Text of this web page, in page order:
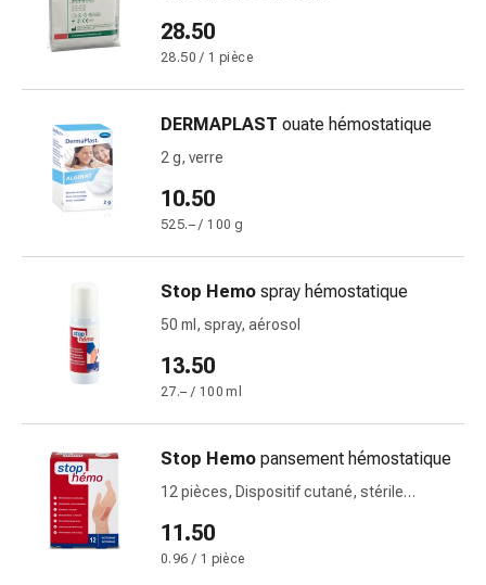
coups
changement
pansements
Pansements
adhésifs
Traitement
plaies
Sprays
pour
Bandes
plaies
28.50
28.50 / 1 pièce
DERMAPLAST ouate hémostatique
2 g, verre
10.50
525.– / 100 g
Stop Hemo spray hémostatique
50 ml, spray, aérosol
13.50
27.– / 100 ml
Stop Hemo pansement hémostatique
12 pièces, Dispositif cutané, stérile
11.50
0.96 / 1 pièce